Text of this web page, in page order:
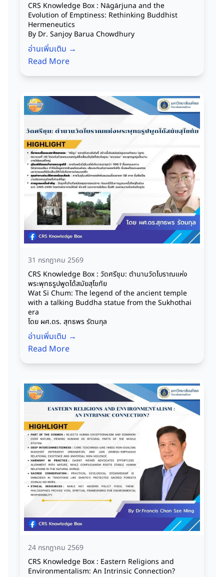
CRS Knowledge Box : Nāgārjuna and the
Evolution of Emptiness: Rethinking Buddhist
Hermeneutics
By Dr. Sanjoy Barua Chowdhury
อ่านเพิ่มเติม →
Read More
31 กรกฎาคม 2569
CRS Knowledge Box : วัดศรีชุม: ตำนานวัดโบราณแห่ง
พระพุทธรูปพูดได้สมัยสุโขทัย
Wat Si Chum: The legend of the ancient temple
with a talking Buddha statue from the Sukhothai
era
โดย ผศ.ดร. สุทธพร รัตนกุล
อ่านเพิ่มเติม →
Read More
24 กรกฎาคม 2569
CRS Knowledge Box : Eastern Religions and
Environmentalism: An Intrinsic Connection?